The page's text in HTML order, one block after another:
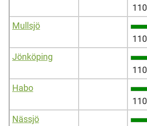
110
Mullsjö
110
Jönköping
110
Habo
110
Nässjö